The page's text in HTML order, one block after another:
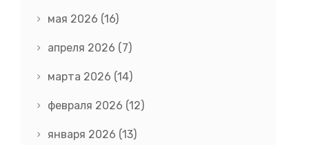
мая 2026 (16)
апреля 2026 (7)
марта 2026 (14)
февраля 2026 (12)
января 2026 (13)